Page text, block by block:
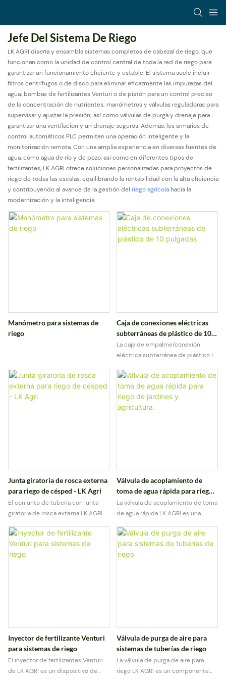
Jefe Del Sistema De Riego
LK AGRI diseña y ensambla sistemas completos de cabezal de riego, que
funcionan como la unidad de control central de toda la red de riego para
garantizar un funcionamiento eficiente y estable. El sistema suele incluir
filtros centrífugos o de disco para eliminar eficazmente las impurezas del
agua; bombas de fertilizantes Venturi o de pistón para un control preciso
de la concentración de nutrientes; manómetros y válvulas reguladoras para
supervisar y ajustar la presión; así como válvulas de purga y drenaje para
garantizar una ventilación y un drenaje seguros. Además, los armarios de
control automáticos PLC permiten una operación inteligente y la
monitorización remota. Con una amplia experiencia en diversas fuentes de
agua, como agua de río y de pozo, así como en diferentes tipos de
fertilizantes, LK AGRI ofrece soluciones personalizadas para proyectos de
riego de todas las escalas, equilibrando la rentabilidad con la alta eficiencia
y contribuyendo al avance de la gestión del riego agrícolahacia la
modernización y la inteligencia.
Manómetro para sistemas de
riego
Caja de conexiones eléctricas
subterráneas de plástico de 10
pulgadas
La caja de empalme/conexión
eléctrica subterránea de plástico LK
para proteger de forma segura las
conexiones eléctricas utilizadas en
sistemas de riego y sistemas
eléctricos exteriores.
Junta giratoria de rosca externa
para riego de césped - LK Agri
El conjunto de tubería con junta
giratoria de rosca externa LK AGRI
conexiones flexibles y estables
entre las tuberías de riego y los
aspersores.
Válvula de acoplamiento de
toma de agua rápida para riego
de jardines y agricultura.
La válvula de acoplamiento de toma
de agua rápida LK AGRI es una
acceder al agua en sistemas de
riego de jardines y cultivos.
Inyector de fertilizante Venturi
para sistemas de riego
El inyector de fertilizantes Venturi
de LK AGRI es un dispositivo de
Válvula de purga de aire para
sistemas de tuberías de riego
La válvula de purga de aire para
riego LK AGRI es un componente